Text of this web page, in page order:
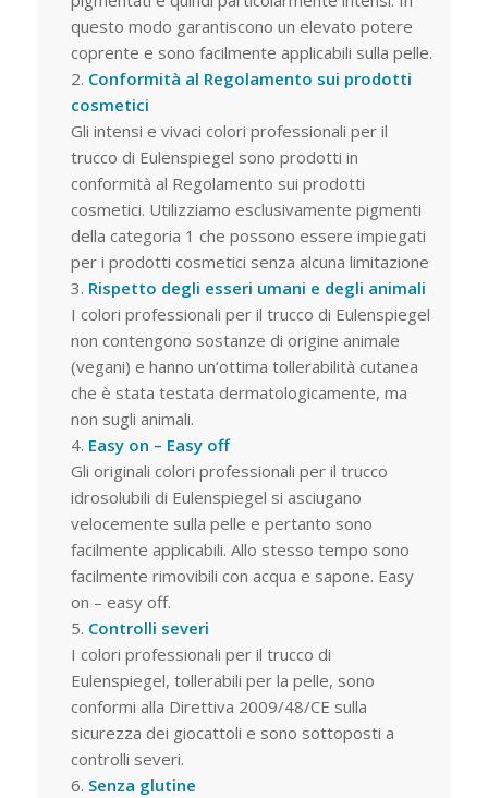
questo modo garantiscono un elevato potere
coprente e sono facilmente applicabili sulla pelle.
Conformità al Regolamento sui prodotti
cosmetici
Gli intensi e vivaci colori professionali per il
trucco di Eulenspiegel sono prodotti in
conformità al Regolamento sui prodotti
cosmetici. Utilizziamo esclusivamente pigmenti
della categoria 1 che possono essere impiegati
per i prodotti cosmetici senza alcuna limitazione
Rispetto degli esseri umani e degli animali
I colori professionali per il trucco di Eulenspiegel
non contengono sostanze di origine animale
(vegani) e hanno un‘ottima tollerabilità cutanea
che è stata testata dermatologicamente, ma
non sugli animali.
Easy on – Easy off
Gli originali colori professionali per il trucco
idrosolubili di Eulenspiegel si asciugano
velocemente sulla pelle e pertanto sono
facilmente applicabili. Allo stesso tempo sono
facilmente rimovibili con acqua e sapone. Easy
on – easy off.
Controlli severi
I colori professionali per il trucco di
Eulenspiegel, tollerabili per la pelle, sono
conformi alla Direttiva 2009/48/CE sulla
sicurezza dei giocattoli e sono sottoposti a
controlli severi.
Senza glutine